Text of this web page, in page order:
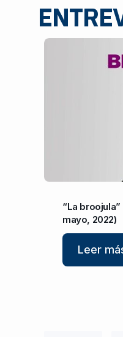
“La
mayo, 2022)
Leer